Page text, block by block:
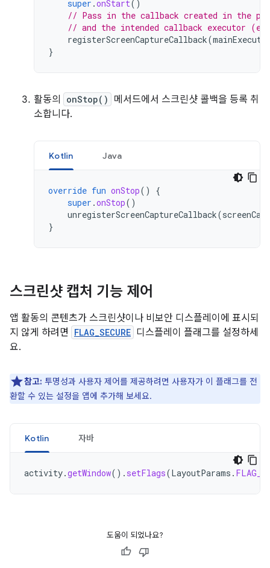
super .onStart()
// Pass in the callback created in the
// and the intended callback executor
registerScreenCaptureCallback(
}
활동의 onStop()
메서드에서 스크린샷 콜백을 등록 취
소합니다.
Kotlin Java
override fun onStop()
{
super .onStop()
unregisterScreenCaptureCallback(
}
스크린샷 캡처 기능 제어
앱 활동의 콘텐츠가 스크린샷이나 비보안 디스플레이에 표시되
지 않게 하려면
FLAG_SECURE 디스플레이 플래그를 설정하세
요.
참고: 투명성과 사용자 제어를 제공하려면 사용자가 이 플래그를 전
환할 수 있는 설정을 앱에 추가해 보세요.
Kotlin 자바
activity.getWindow(). setFlags(LayoutParams .
도움이 되었나요?